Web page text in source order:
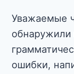
Уважаемые
обнаружили
ошибки,